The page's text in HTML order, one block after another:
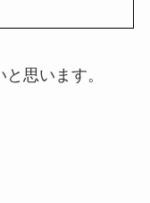
思います。